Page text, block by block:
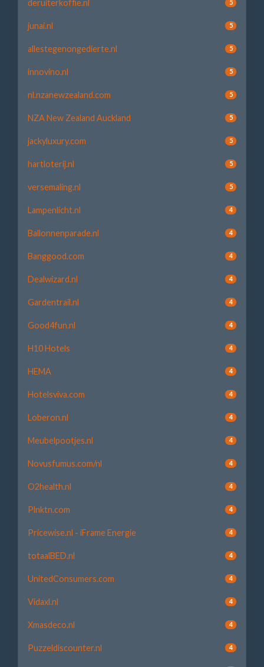
deruiterkoffie.nl 5
junai.nl 5
allestegenongedierte.nl 5
innovino.nl 5
nl.nzanewzealand.com 5
NZA New Zealand Auckland 5
jackyluxury.com 5
hartloterij.nl 5
versemaling.nl 5
Lampenlicht.nl 4
Ballonnenparade.nl 4
Banggood.com 4
Dealwizard.nl 4
Gardentrail.nl 4
Good4fun.nl 4
H10 Hotels 4
HEMA 4
Hotelsviva.com 4
Loberon.nl 4
Meubelpootjes.nl 4
Novusfumus.com/nl 4
O2health.nl 4
Plnktn.com 4
Pricewise.nl - iFrame Energie 4
totaalBED.nl 4
UnitedConsumers.com 4
Vidaxl.nl 4
Xmasdeco.nl 4
Puzzeldiscounter.nl 4